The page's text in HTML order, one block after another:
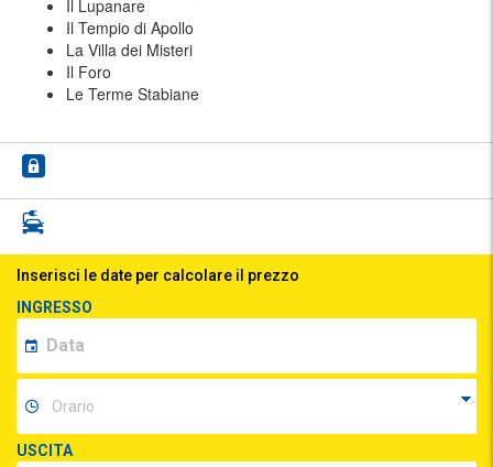
Il Lupanare
Il Tempio di Apollo
La Villa dei Misteri
Il Foro
Le Terme Stabiane
Inserisci le date per calcolare il prezzo
INGRESSO
USCITA